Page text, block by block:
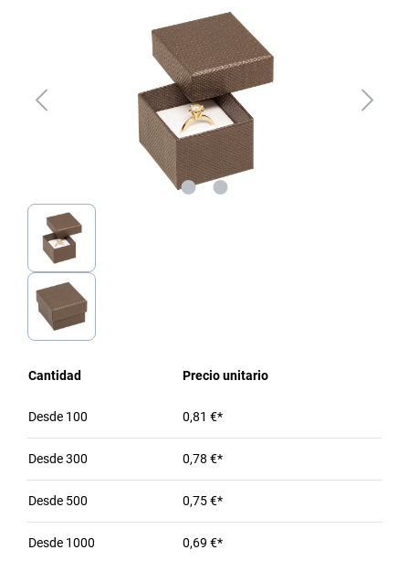
Cantidad Precio unitario
Desde 100 0,81 €*
Desde300 0,78 €*
Desde 500 0,75 €*
Desde 1000 0,69 €*